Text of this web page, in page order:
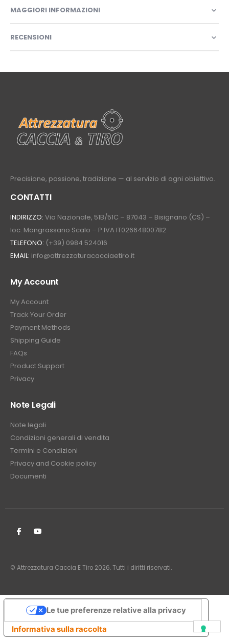
MAGGIORI INFORMAZIONI
RECENSIONI
Precisione, passione, tradizione — al servizio di ogni obiettivo.
CONTATTI
INDIRIZZO: Via Nazionale, 51B/51C – 87043 – Bisignano (CS) –
loc. Mongrassano Scalo – P.IVA IT02664800782
TELEFONO: (+39) 0984 524016
EMAIL: info@attrezzaturacacciaetiro.it
My Account
My Account
Track Your Order
Payment Methods
Shipping Guide
FAQs
Product Support
Privacy
Note Legali
Note legali
Condizioni generali di vendita
Termini e Condizioni
Privacy and Cookie policy
Documenti
© Attrezzatura Caccia E Tiro 2026. Tutti i diritti riservati.
Informativa sulla raccolta
Le tue preferenze relative alla privacy